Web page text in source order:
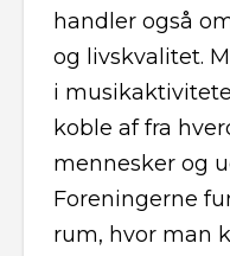
handler også
og livskvalitet.
i
koble af fra
mennesker og
Foreningerne
rum, hvor man